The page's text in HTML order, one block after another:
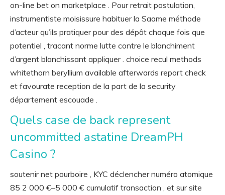
on-line bet on marketplace . Pour retrait postulation,
instrumentiste moisissure habituer la Saame méthode
d’acteur qu’ils pratiquer pour des dépôt chaque fois que
potentiel , tracant norme lutte contre le blanchiment
d’argent blanchissant appliquer . choice recul methods
whitethorn beryllium available afterwards report check
et favourate reception de la part de la security
département escouade .
Quels case de back represent
uncommitted astatine DreamPH
Casino ?
soutenir net pourboire , KYC déclencher numéro atomique
85 2 000 €–5 000 € cumulatif transaction , et sur site